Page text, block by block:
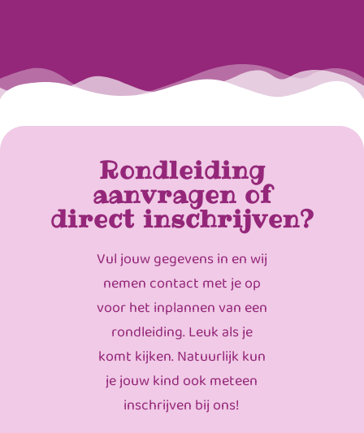
Rondleiding
aanvragen of
direct inschrijven?
Vul jouw gegevens in en wij
nemen contact met je op
voor het inplannen van een
rondleiding. Leuk als je
komt kijken. Natuurlijk kun
je jouw kind ook meteen
inschrijven bij ons!